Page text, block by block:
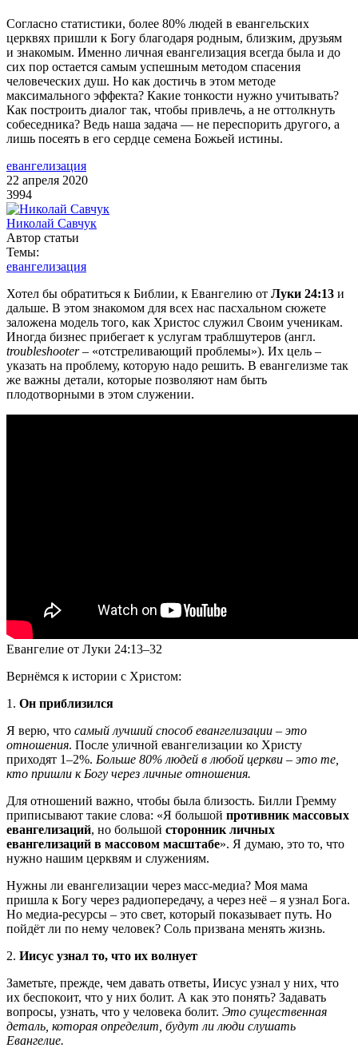
Согласно статистики, более 80% людей в евангельских
церквях пришли к Богу благодаря родным, близким, друзьям
и знакомым. Именно личная евангелизация всегда была и до
сих пор остается самым успешным методом спасения
человеческих душ. Но как достичь в этом методе
максимального эффекта? Какие тонкости нужно учитывать?
Как построить диалог так, чтобы привлечь, а не оттолкнуть
собеседника? Ведь наша задача — не переспорить другого, а
лишь посеять в его сердце семена Божьей истины.
евангелизация
22 апреля 2020
3994
Николай Савчук
Автор статьи
Темы:
евангелизация
Хотел бы обратиться к Библии, к Евангелию от Луки 24:13 и
дальше. В этом знакомом для всех нас пасхальном сюжете
заложена модель того, как Христос служил Своим ученикам.
Иногда бизнес прибегает к услугам траблшутеров (англ.
troubleshooter– «отстреливающий проблемы»). Их цель –
указать на проблему, которую надо решить. В евангелизме так
же важны детали, которые позволяют нам быть
плодотворными в этом служении.
Евангелие от Луки 24:13–32
Вернёмся к истории с Христом:
1. Он приблизился
Я верю, что самый лучший способ евангелизации – это
отношения. После уличной евангелизации ко Христу
приходят 1–2%. Больше 80% людей в любой церкви – это те,
кто пришли к Богу через личные отношения.
Для отношений важно, чтобы была близость. Билли Гремму
приписывают такие слова: «Я большой противник массовых
евангелизаций, но большой сторонник личных
евангелизаций в массовом масштабе». Я думаю, это то, что
нужно нашим церквям и служениям.
Нужны ли евангелизации через масс-медиа? Моя мама
пришла к Богу через радиопередачу, а через неё – я узнал Бога.
Но медиа-ресурсы – это свет, который показывает путь. Но
пойдёт ли по нему человек? Соль призвана менять жизнь.
2. Иисус узнал то, что их волнует
Заметьте, прежде, чем давать ответы, Иисус узнал у них, что
их беспокоит, что у них болит. А как это понять? Задавать
вопросы, узнать, что у человека болит. Это существенная
деталь, которая определит, будут ли люди слушать
Евангелие.